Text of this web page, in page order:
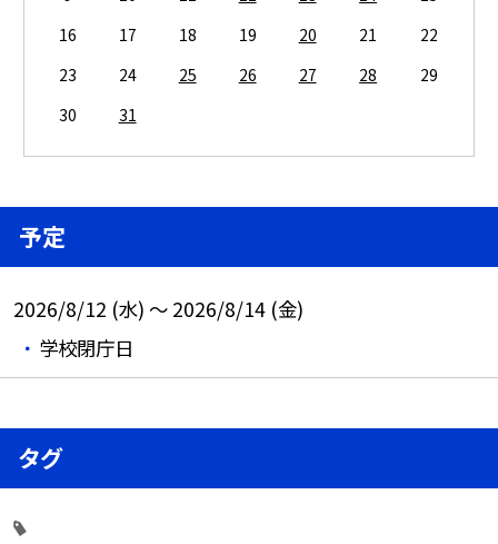
16
17 18 19 20 21
22
23
24 25 26 27 28
29
30
31
予定
2026/8/12 (水) ～ 2026/8/14 (金)
学校閉庁日
タグ